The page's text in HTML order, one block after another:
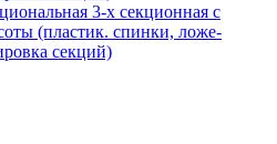
3-х секционная с
(пластик. спинки, ложе-
секций)